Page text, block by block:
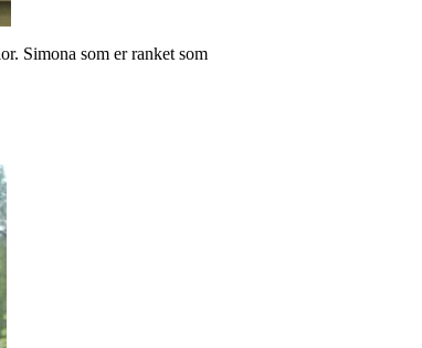
Simona som er ranket som